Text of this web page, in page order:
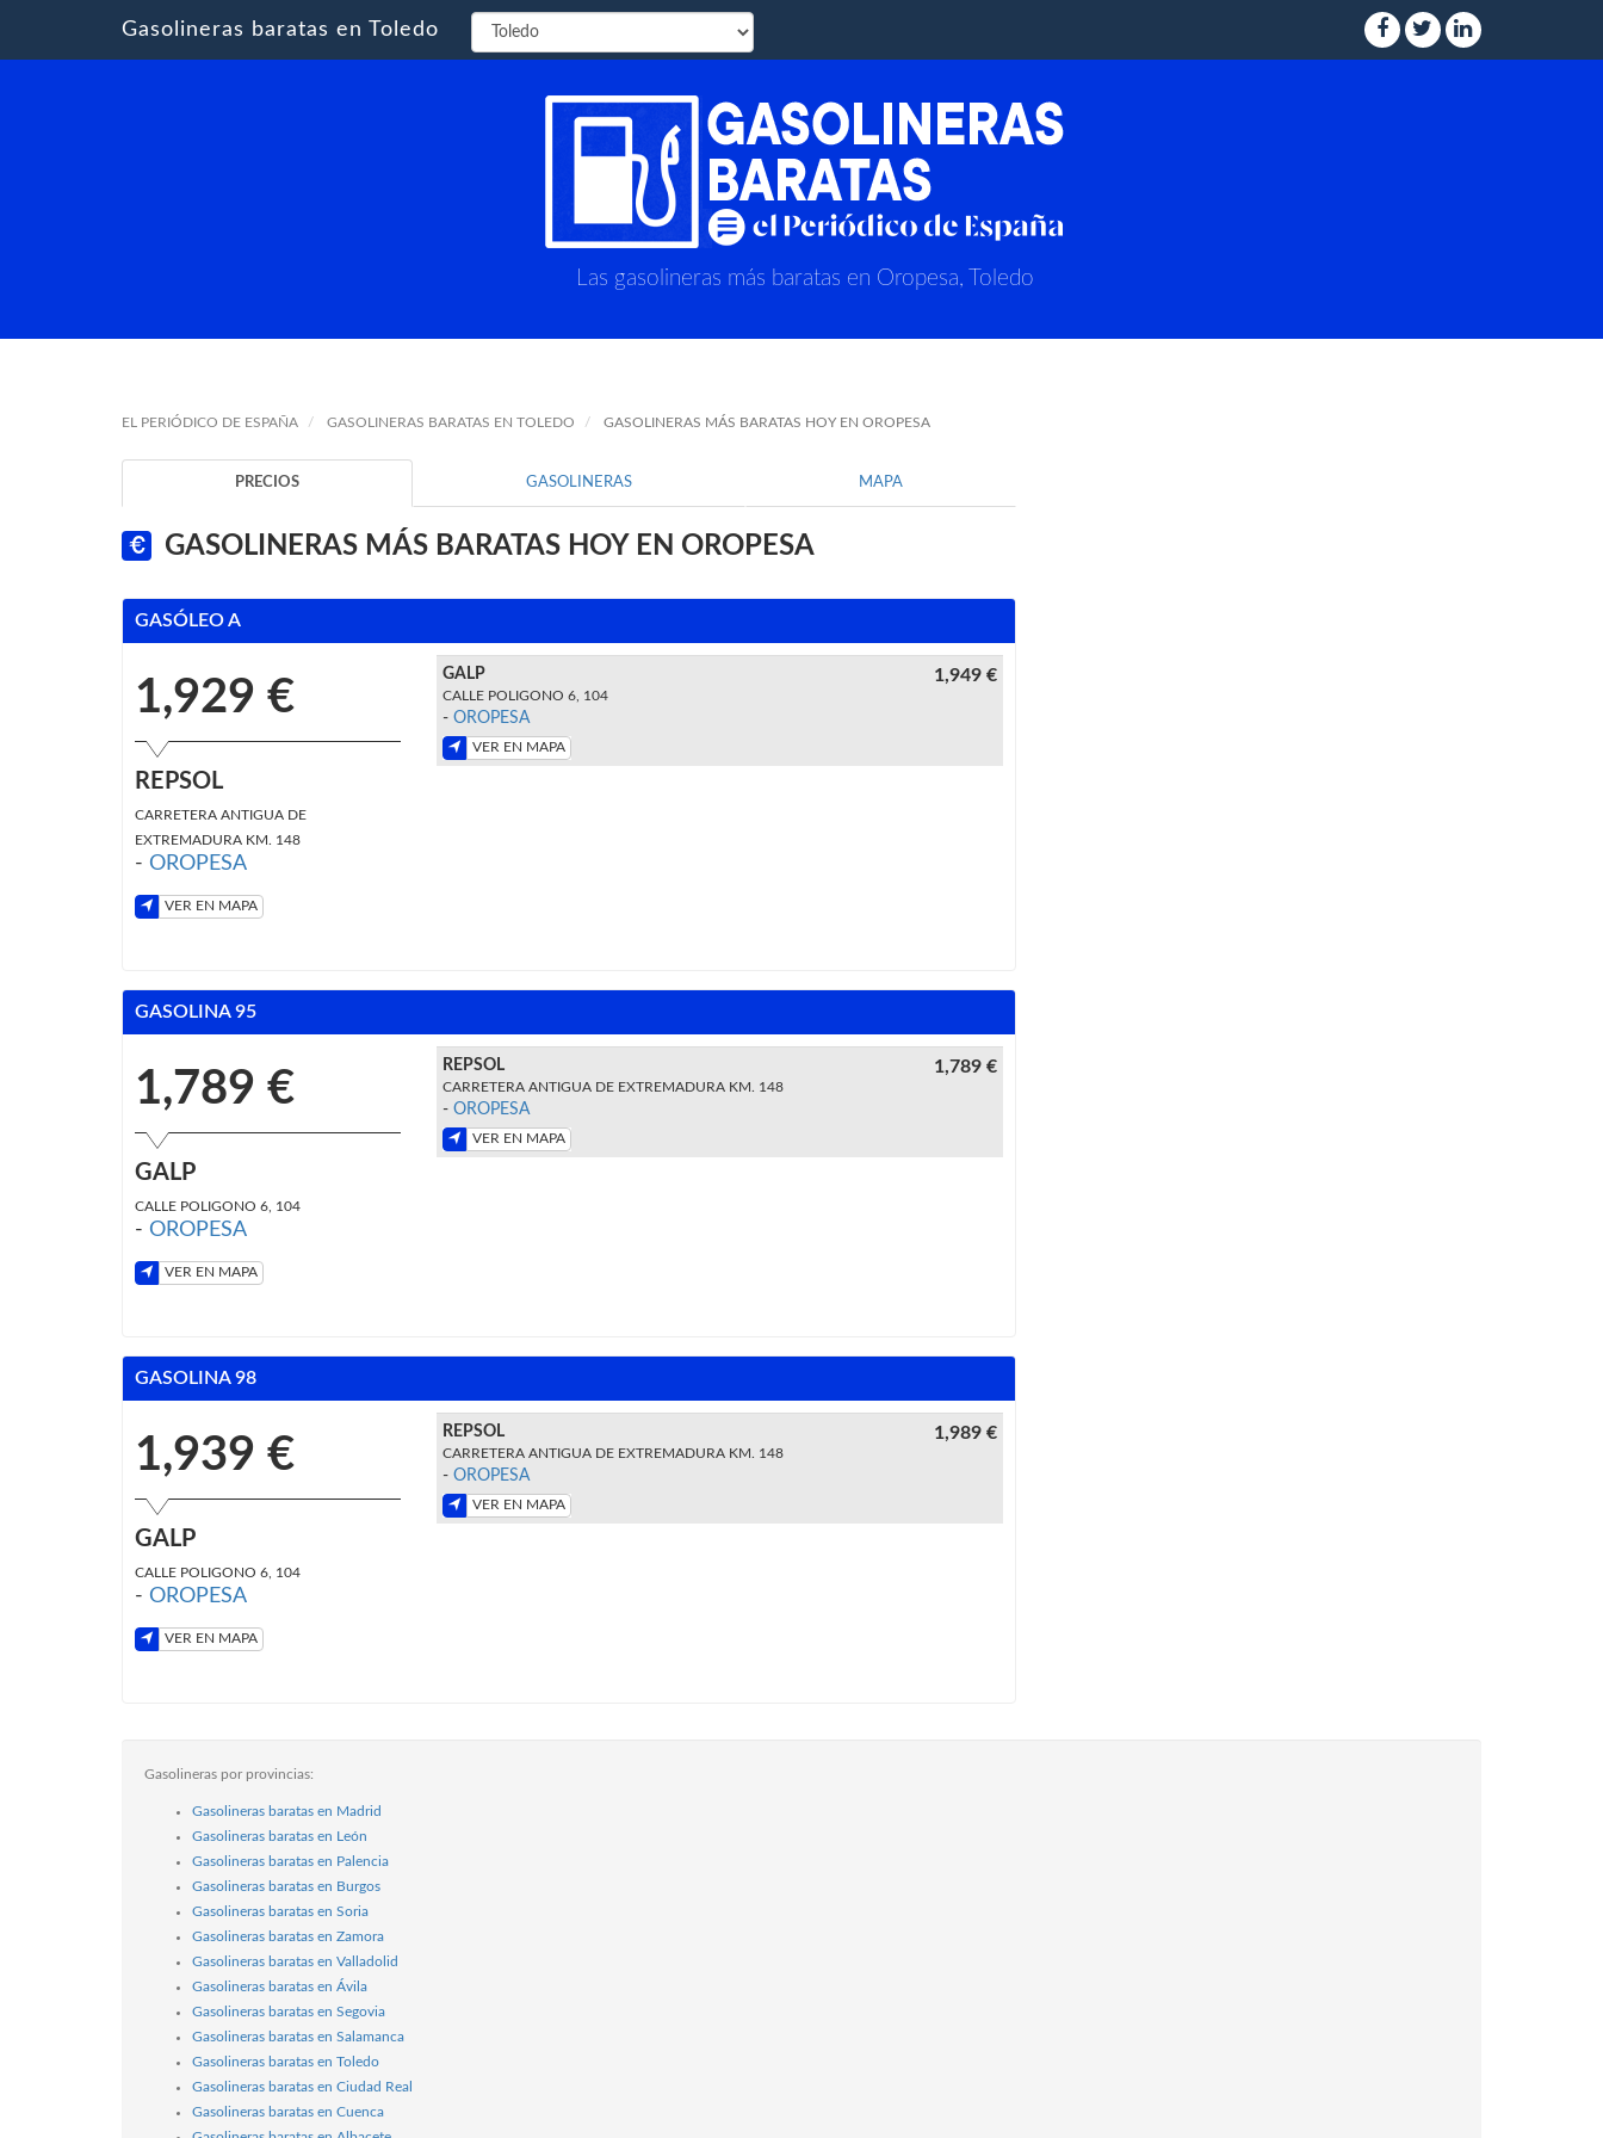
Gasolineras baratas en Toledo
Las gasolineras más baratas en Oropesa, Toledo
EL PERIÓDICO DE ESPAÑA GASOLINERAS BARATAS EN TOLEDO GASOLINERAS MÁS BARATAS HOY EN OROPESA
PRECIOS GASOLINERAS MAPA
GASOLINERAS MÁS BARATAS HOY EN OROPESA
GASÓLEO A
1,929 €
REPSOL
CARRETERA ANTIGUA DE
EXTREMADURA KM. 148
- OROPESA
VER EN MAPA
GALP
CALLE POLIGONO 6, 104
- OROPESA
VER EN MAPA
1,949 €
GASOLINA 95
1,789 €
GALP
CALLE POLIGONO 6, 104
- OROPESA
VER EN MAPA
REPSOL
CARRETERA ANTIGUA DE EXTREMADURA KM. 148
- OROPESA
VER EN MAPA
1,789 €
GASOLINA 98
1,939 €
GALP
CALLE POLIGONO 6, 104
- OROPESA
VER EN MAPA
REPSOL
CARRETERA ANTIGUA DE EXTREMADURA KM. 148
- OROPESA
VER EN MAPA
1,989 €
Gasolineras por provincias:
Gasolineras baratas en Madrid
Gasolineras baratas en León
Gasolineras baratas en Palencia
Gasolineras baratas en Burgos
Gasolineras baratas en Soria
Gasolineras baratas en Zamora
Gasolineras baratas en Valladolid
Gasolineras baratas en Ávila
Gasolineras baratas en Segovia
Gasolineras baratas en Salamanca
Gasolineras baratas en Toledo
Gasolineras baratas en Ciudad Real
Gasolineras baratas en Cuenca